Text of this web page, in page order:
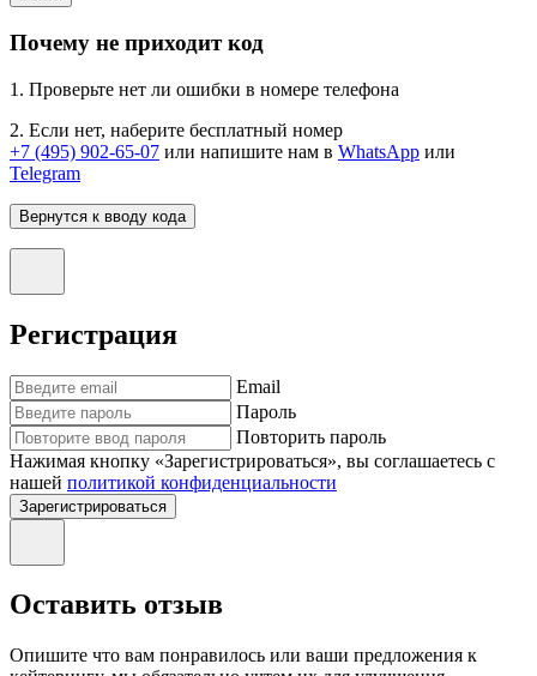
Почему не приходит код
1. Проверьте нет ли ошибки в номере телефона
2. Если нет, наберите бесплатный номер
+7 (495) 902-65-07 или напишите нам в WhatsApp или
Telegram
Вернутся к вводу кода
Регистрация
Email
Пароль
Повторить пароль
Нажимая кнопку «Зарегистрироваться», вы соглашаетесь с
нашей политикой конфиденциальности
Зарегистрироваться
Оставить отзыв
Опишите что вам понравилось или ваши предложения к